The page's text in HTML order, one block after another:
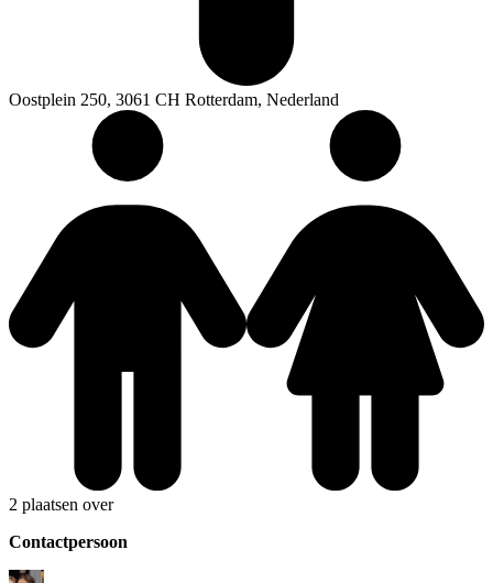
Oostplein 250, 3061 CH Rotterdam, Nederland
2 plaatsen over
Contactpersoon